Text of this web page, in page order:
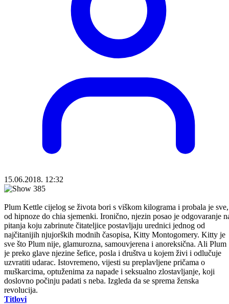
15.06.2018. 12:32
Plum Kettle cijelog se života bori s viškom kilograma i probala je sve,
od hipnoze do chia sjemenki. Ironično, njezin posao je odgovaranje
pitanja koju zabrinute čitateljice postavljaju urednici jednog od
najčitanijih njujorških modnih časopisa, Kitty Montogomery. Kitty je
sve što Plum nije, glamurozna, samouvjerena i anoreksična. Ali Plum
je preko glave njezine šefice, posla i društva u kojem živi i odlučuje
uzvratiti udarac. Istovremeno, vijesti su preplavljene pričama o
muškarcima, optuženima za napade i seksualno zlostavljanje, koji
doslovno počinju padati s neba. Izgleda da se sprema ženska
revolucija.
Titlovi